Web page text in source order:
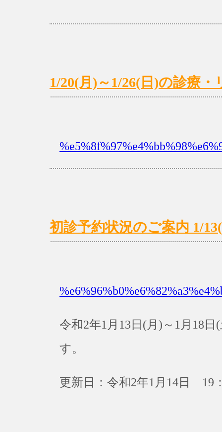
1/20(月)～1/26(日)の診療
初診予約状況のご案内 1/
令和2年1月13日(月)～1月18
す。
更新日：令和2年1月14日 19